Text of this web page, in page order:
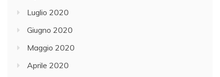
Luglio 2020
Giugno 2020
Maggio 2020
Aprile 2020